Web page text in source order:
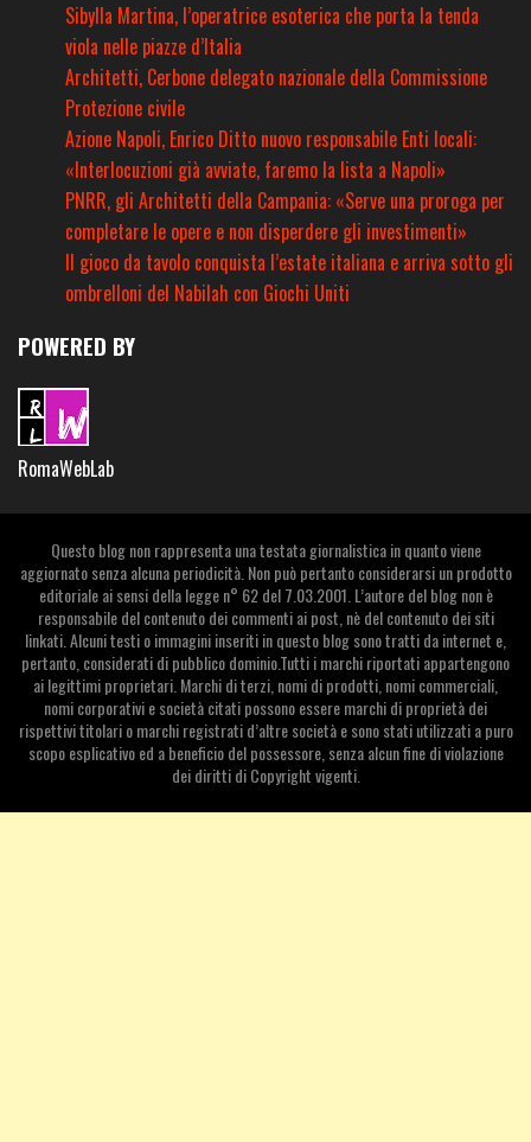
Sibylla Martina, l’operatrice esoterica che porta la tenda
viola nelle piazze d’Italia
Architetti, Cerbone delegato nazionale della Commissione
Protezione civile
Azione Napoli, Enrico Ditto nuovo responsabile Enti locali:
«Interlocuzioni già avviate, faremo la lista a Napoli»
PNRR, gli Architetti della Campania: «Serve una proroga per
completare le opere e non disperdere gli investimenti»
Il gioco da tavolo conquista l’estate italiana e arriva sotto gli
ombrelloni del Nabilah con Giochi Uniti
POWERED BY
RomaWebLab
Questo blog non rappresenta una testata giornalistica in quanto viene
aggiornato senza alcuna periodicità. Non può pertanto considerarsi un prodotto
editoriale ai sensi della legge n° 62 del 7.03.2001. L’autore del blog non è
responsabile del contenuto dei commenti ai post, nè del contenuto dei siti
linkati. Alcuni testi o immagini inseriti in questo blog sono tratti da internet e,
pertanto, considerati di pubblico dominio.Tutti i marchi riportati appartengono
ai legittimi proprietari. Marchi di terzi, nomi di prodotti, nomi commerciali,
nomi corporativi e società citati possono essere marchi di proprietà dei
rispettivi titolari o marchi registrati d’altre società e sono stati utilizzati a puro
scopo esplicativo ed a beneficio del possessore, senza alcun fine di violazione
dei diritti di Copyright vigenti.